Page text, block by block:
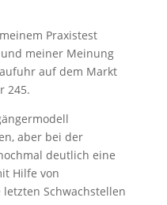
Praxistest
meiner Meinung
auf dem Markt
245.
aber bei der
deutlich eine
Hilfe von
Schwachstellen